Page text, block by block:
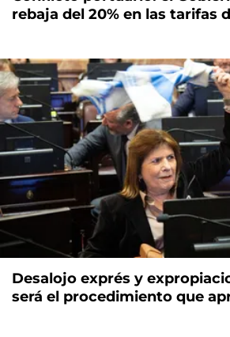
rebaja del 20% en las tarifas
Desalojo exprés y
será el procedimiento que